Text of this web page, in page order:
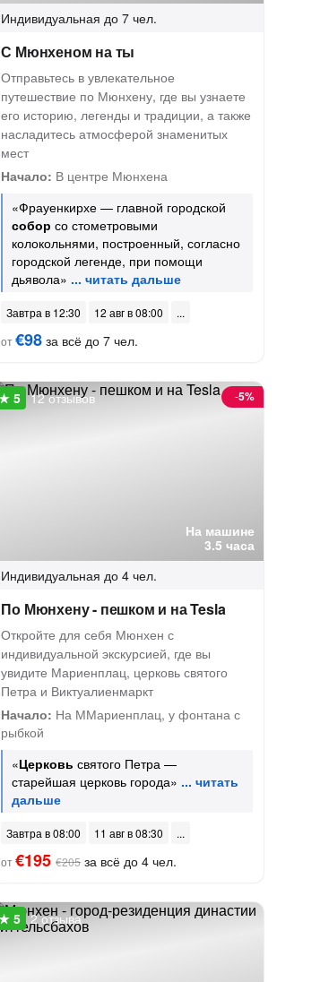
Индивидуальная до 7 чел.
С Мюнхеном на ты
Отправьтесь в увлекательное
путешествие по Мюнхену, где вы узнаете
его историю, легенды и традиции, а также
насладитесь атмосферой знаменитых
мест
Начало: В центре Мюнхена
«Фрауенкирхе — главной городской
собор со стометровыми
колокольнями, построенный, согласно
городской легенде, при помощи
дьявола»
Завтра в 12:30
12 авг в 08:00
от€98 за всё до 7 чел.
На машине
3.5 часа
-5%
12 отзывов
Индивидуальная до 4 чел.
По Мюнхену - пешком и на Tesla
Откройте для себя Мюнхен с
индивидуальной экскурсией, где вы
увидите Мариенплац, церковь святого
Петра и Виктуалиенмаркт
Начало: На ММариенплац, у фонтана с
рыбкой
«Церковь святого Петра —
старейшая церковь города»
Завтра в 08:00
11 авг в 08:30
от€195 €205за всё до 4 чел.
2 отзыва